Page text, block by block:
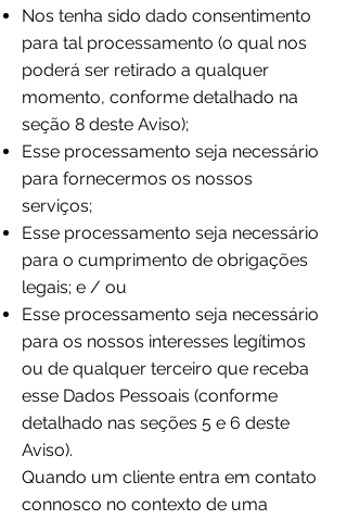
Nos tenha sido dado consentimento
para tal processamento (o qual nos
poderá ser retirado a qualquer
momento, conforme detalhado na
seção 8 deste Aviso);
Esse processamento seja necessário
para fornecermos os nossos
serviços;
Esse processamento seja necessário
para o cumprimento de obrigações
legais; e / ou
Esse processamento seja necessário
para os nossos interesses legítimos
ou de qualquer terceiro que receba
esse Dados Pessoais (conforme
detalhado nas seções 5 e 6 deste
Aviso).
Quando um cliente entra em contato
connosco no contexto de uma